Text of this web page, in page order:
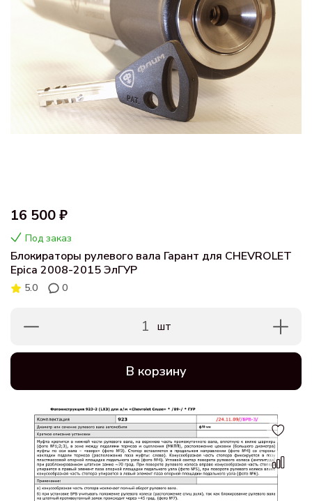
16 500 ₽
Под заказ
Блокираторы рулевого вала Гарант для CHEVROLET
Epica 2008-2015 ЭлГУР
5.0 0
1 шт
В корзину